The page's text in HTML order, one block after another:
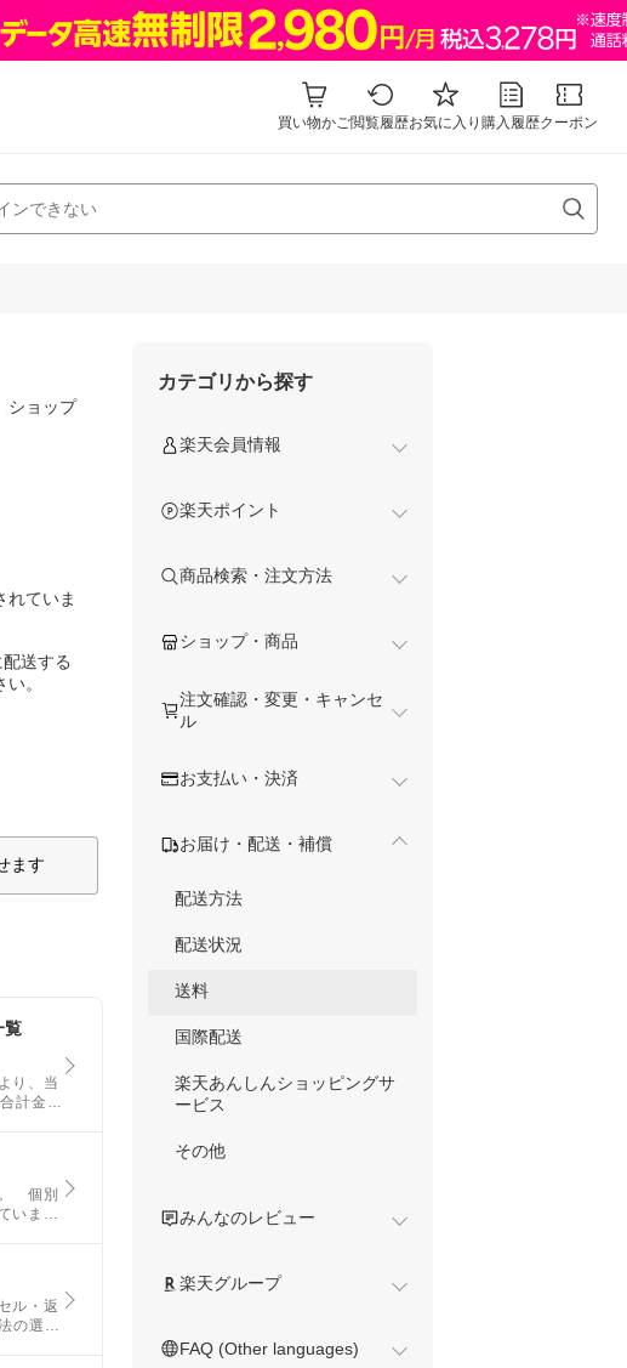
買い物かご閲覧履歴お気に入り 購入履歴クーポン
ショップ
れていま
送する
。
ます
覧
り、当
計金額
。 個別
いま
ル・返
の選択
カテゴリから探す
楽天会員情報
楽天ポイント
商品検索・注文方法
ショップ・商品
注文確認・変更・キャンセ
ル
お支払い・決済
お届け・配送・補償
配送方法
配送状況
送料
国際配送
楽天あんしんショッピングサ
ービス
その他
みんなのレビュー
楽天グループ
FAQ (Other languages)